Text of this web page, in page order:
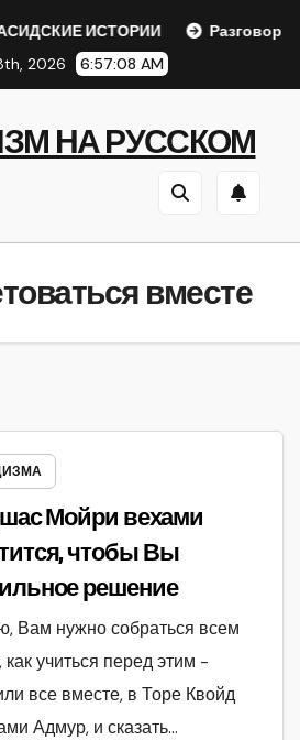
ИСТОРИИ
Разговор с
2026
6:57:08 AM
НА РУССКОМ
вместе
Мойри вехами
чтобы Вы
решение
Вам нужно собраться всем
как учиться перед этим -
все вместе, в Торе Квойд
Адмур, и сказать…